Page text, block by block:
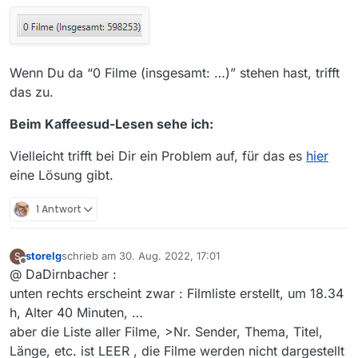
Wenn Du da “0 Filme (insgesamt: …)” stehen hast, trifft
das zu.
Beim Kaffeesud-Lesen sehe ich:
Vielleicht trifft bei Dir ein Problem auf, für das es hier
eine Lösung gibt.
1 Antwort
S
Offline
storelgschrieb am 30. Aug. 2022, 17:01
zuletzt editiert von
@ DaDirnbacher :
unten rechts erscheint zwar : Filmliste erstellt, um 18.34
h, Alter 40 Minuten, …
aber die Liste aller Filme, >Nr. Sender, Thema, Titel,
Länge, etc. ist LEER , die Filme werden nicht dargestellt